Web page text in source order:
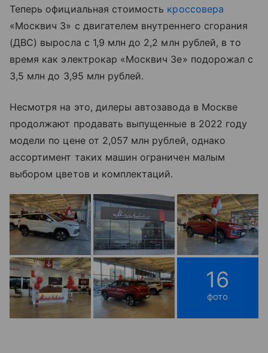
Теперь официальная стоимость кроссовера
«Москвич 3» с двигателем внутреннего сгорания
(ДВС) выросла с 1,9 млн до 2,2 млн рублей, в то
время как электрокар «Москвич 3е» подорожал с
3,5 млн до 3,95 млн рублей.
Несмотря на это, дилеры автозавода в Москве
продолжают продавать выпущенные в 2022 году
модели по цене от 2,057 млн рублей, однако
ассортимент таких машин ограничен малым
выбором цветов и комплектаций.
16
фото